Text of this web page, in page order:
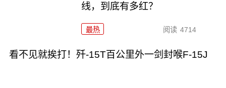
线，到底有多红？
最热 阅读 4714
看不见就挨打！歼-15T百公里外一剑封喉F-15J